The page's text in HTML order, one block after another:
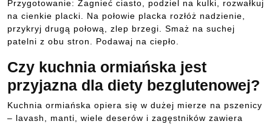
Przygotowanie: Zagnieć ciasto, podziel na kulki, rozwałkuj
na cienkie placki. Na połowie placka rozłóż nadzienie,
przykryj drugą połową, zlep brzegi. Smaż na suchej
patelni z obu stron. Podawaj na ciepło.
Czy kuchnia ormiańska jest
przyjazna dla diety bezglutenowej?
Kuchnia ormiańska opiera się w dużej mierze na pszenicy
– lavash, manti, wiele deserów i zagęstników zawiera